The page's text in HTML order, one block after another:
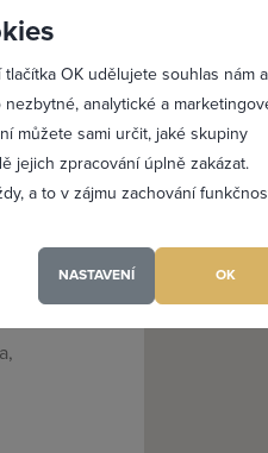
OK udělujete souhlas nám a
analytické a
můžete sami určit, jaké skupiny
jejich zpracování úplně zakázat.
a to v zájmu zachování
NASTAVENÍ OK
Profesionální přístup k
Vždy aktuální